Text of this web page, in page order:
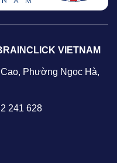
VIETNAM
Phường Ngọc Hà,
241 628